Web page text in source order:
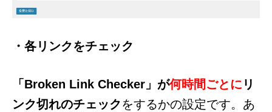
・各リンクをチェック
「Broken Link Checker」が何時間ごとに リ
ンク切れのチェックをするかの設定です。あ